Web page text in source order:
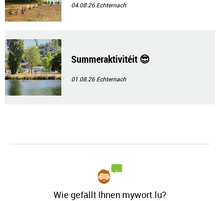
04.08.26Echternach
Summeraktivitéit 😎
01.08.26Echternach
Wie gefällt Ihnen mywort.lu?